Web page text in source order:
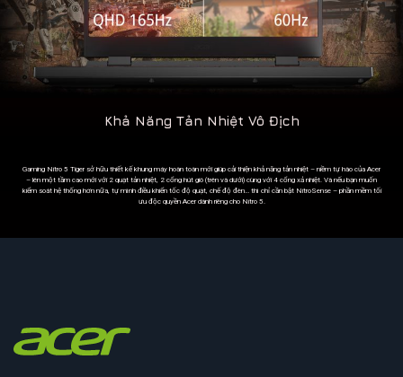
Khả Năng Tản Nhiệt Vô Địch
Gaming Nitro 5 Tiger sở hữu thiết kế khung máy hoàn toàn mới giúp cải thiện khả năng tản nhiệt – niềm tự hào của Acer
– lên một tầm cao mới với 2 quạt tản nhiệt, 2 cổng hút gió (trên và dưới) cùng với 4 cổng xả nhiệt. Và nếu bạn muốn
kiểm soát hệ thống hơn nữa, tự mình điều khiển tốc độ quạt, chế độ đèn… thì chỉ cần bật NitroSense – phần mềm tối
ưu độc quyền Acer dành riêng cho Nitro 5.